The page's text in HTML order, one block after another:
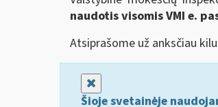
naudotis visomis VMI e.
Atsiprašome už anksčiau
Šioje svetainėje